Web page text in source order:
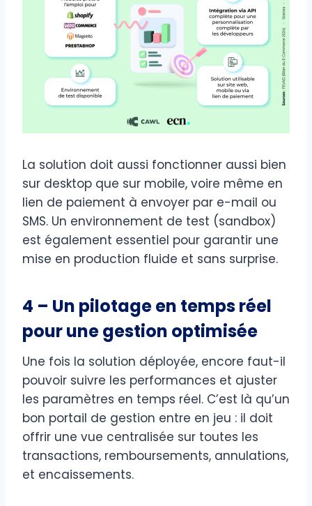
La solution doit aussi fonctionner aussi bien
sur desktop que sur mobile, voire même en
lien de paiement à envoyer par e-mail ou
SMS. Un environnement de test (sandbox)
est également essentiel pour garantir une
mise en production fluide et sans surprise.
4 – Un pilotage en temps réel
pour une gestion optimisée
Une fois la solution déployée, encore faut-il
pouvoir suivre les performances et ajuster
les paramètres en temps réel. C’est là qu’un
bon portail de gestion entre en jeu : il doit
offrir une vue centralisée sur toutes les
transactions, remboursements, annulations,
et encaissements.